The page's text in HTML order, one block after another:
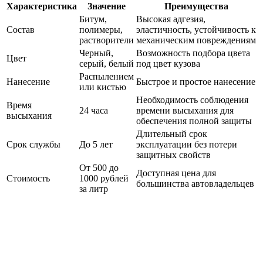
Характеристика Значение Преимущества
Состав
Битум,
полимеры,
растворители
Высокая адгезия,
эластичность, устойчивость к
механическим повреждениям
Цвет
Черный,
серый, белый
Возможность подбора цвета
под цвет кузова
Нанесение
Распылением
или кистью
Быстрое и простое нанесение
Время
высыхания
24 часа
Необходимость соблюдения
времени высыхания для
обеспечения полной защиты
Срок службы До 5 лет
Длительный срок
эксплуатации без потери
защитных свойств
Стоимость
От 500 до
1000 рублей
за литр
Доступная цена для
большинства автовладельцев